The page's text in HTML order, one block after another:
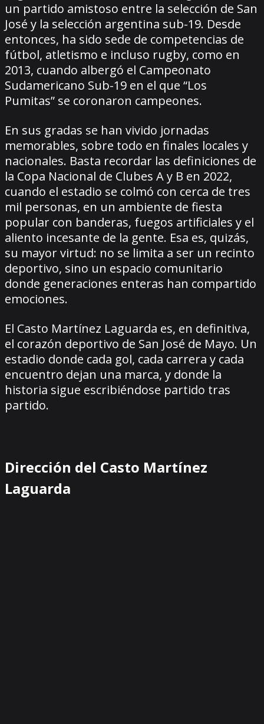
un partido amistoso entre la selección de San
José y la selección argentina sub-19. Desde
entonces, ha sido sede de competencias de
fútbol, atletismo e incluso rugby, como en
2013, cuando albergó el Campeonato
Sudamericano Sub-19 en el que “Los
Pumitas” se coronaron campeones.
En sus gradas se han vivido jornadas
memorables, sobre todo en finales locales y
nacionales. Basta recordar las definiciones de
la Copa Nacional de Clubes A y B en 2022,
cuando el estadio se colmó con cerca de tres
mil personas, en un ambiente de fiesta
popular con banderas, fuegos artificiales y el
aliento incesante de la gente. Esa es, quizás,
su mayor virtud: no se limita a ser un recinto
deportivo, sino un espacio comunitario
donde generaciones enteras han compartido
emociones.
El Casto Martínez Laguarda es, en definitiva,
el corazón deportivo de San José de Mayo. Un
estadio donde cada gol, cada carrera y cada
encuentro dejan una marca, y donde la
historia sigue escribiéndose partido tras
partido.
Dirección del Casto Martínez
Laguarda